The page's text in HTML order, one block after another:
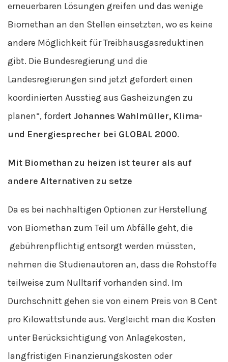
erneuerbaren Lösungen greifen und das wenige
Biomethan an den Stellen einsetzten, wo es keine
andere Möglichkeit für Treibhausgasreduktinen
gibt. Die Bundesregierung und die
Landesregierungen sind jetzt gefordert einen
koordinierten Ausstieg aus Gasheizungen zu
planen“, fordert Johannes Wahlmüller, Klima-
und Energiesprecher bei GLOBAL 2000.
Mit Biomethan zu heizen ist teurer als auf
andere Alternativen zu setze
Da es bei nachhaltigen Optionen zur Herstellung
von Biomethan zum Teil um Abfälle geht, die
gebührenpflichtig entsorgt werden müssten,
nehmen die Studienautoren an, dass die Rohstoffe
teilweise zum Nulltarif vorhanden sind. Im
Durchschnitt gehen sie von einem Preis von 8 Cent
pro Kilowattstunde aus. Vergleicht man die Kosten
unter Berücksichtigung von Anlagekosten,
langfristigen Finanzierungskosten oder